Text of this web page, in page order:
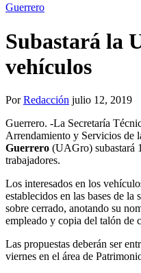
Guerrero
Subastará la
vehículos
PorRedacción julio 12, 2019
Guerrero. -La Secretaría
Arrendamiento y Servicios de
Guerrero (UAGro) subastará
trabajadores.
Los interesados en los
establecidos en las bases de la
sobre cerrado, anotando su
empleado y copia del talón de
Las propuestas deberán ser
viernes en el área de